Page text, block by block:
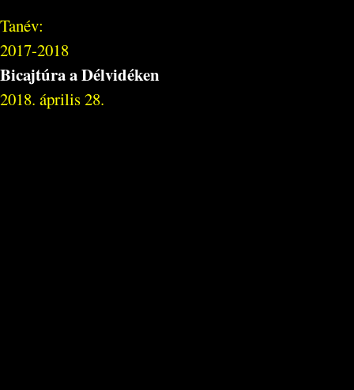
Tanév:
2017-2018
Bicajtúra a Délvidéken
2018. április 28.